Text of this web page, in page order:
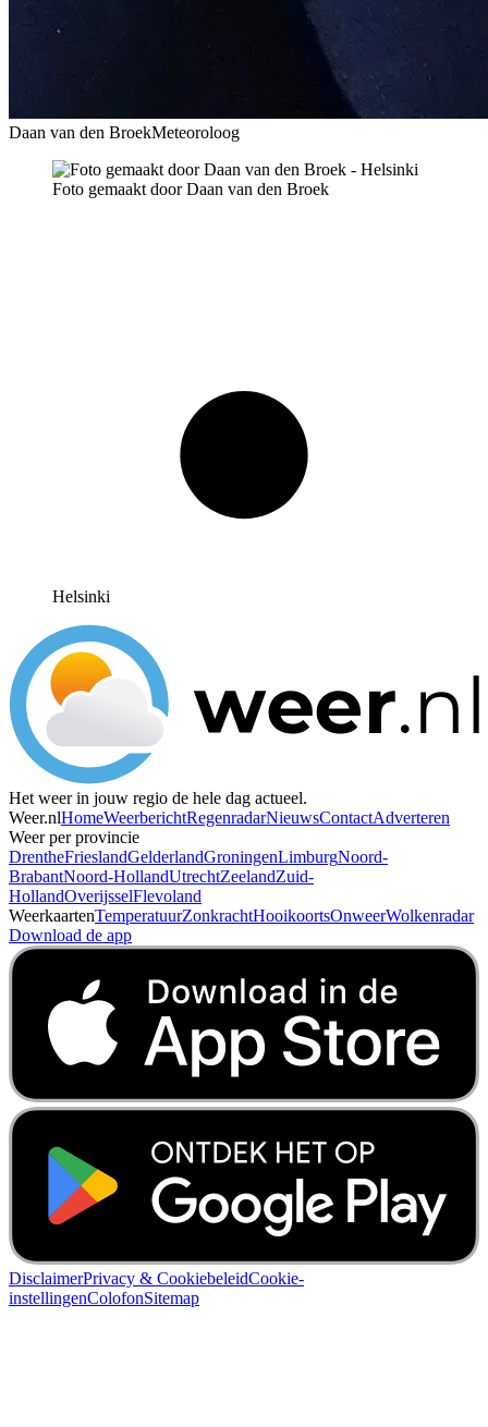
Daan van den BroekMeteoroloog
Foto gemaakt door Daan van den Broek
Helsinki
Het weer in jouw regio de hele dag actueel.
Weer.nlHomeWeerberichtRegenradarNieuwsContactAdverteren
Weer per provincie
DrentheFrieslandGelderlandGroningenLimburgNoord-
BrabantNoord-HollandUtrechtZeelandZuid-
HollandOverijsselFlevoland
WeerkaartenTemperatuurZonkrachtHooikoortsOnweerWolkenradar
Download de app
DisclaimerPrivacy & CookiebeleidCookie-
instellingenColofonSitemap